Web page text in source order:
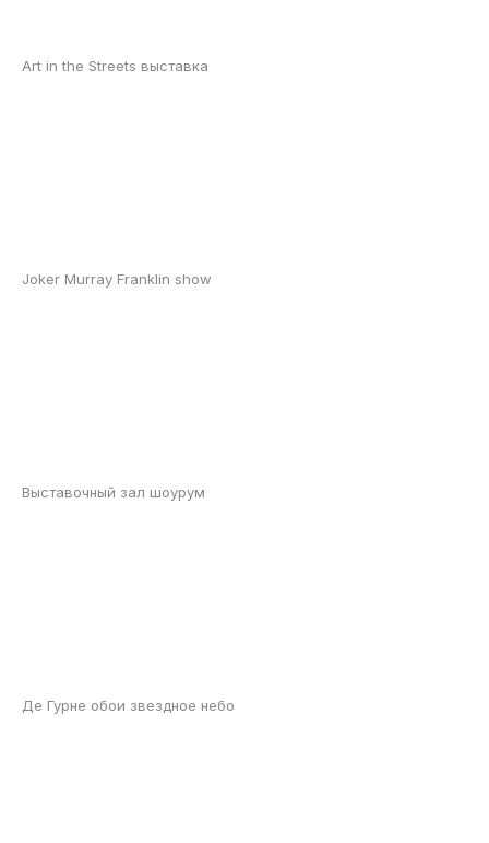
Art in the Streets выставка
Joker Murray Franklin show
Выставочный зал шоурум
Де Гурне обои звездное небо